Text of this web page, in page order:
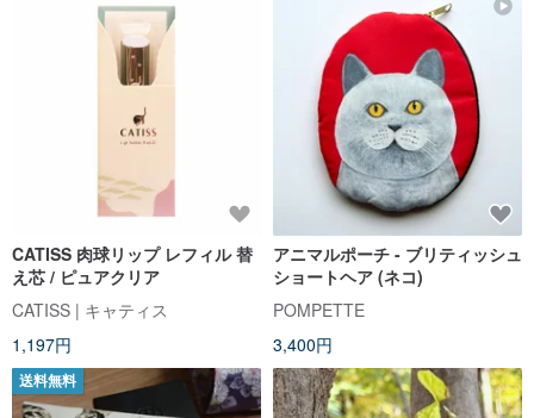
CATISS 肉球リップ レフィル 替
え芯 / ピュアクリア
CATISS | キャティス
1,197円
アニマルポーチ - ブリティッシュ
ショートヘア (ネコ)
POMPETTE
3,400円
送料無料